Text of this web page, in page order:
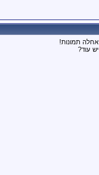
אחלה תמונות!
יש עוד?